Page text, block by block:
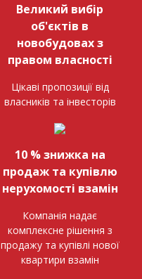
Великий вибір
об'єктів в
новобудовах з
правом власності
Цікаві пропозиції від
власників та інвесторів
10 % знижка на
продаж та купівлю
нерухомості взамін
Компанія надає
комплексне рішення з
продажу та купівлі нової
квартири взамін